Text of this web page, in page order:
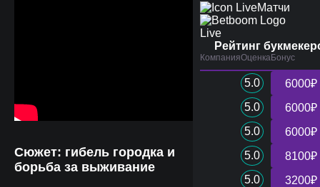
Сюжет: гибель городка и
борьба за выживание
Матчи
Live
Рейтинг
КомпанияОценкаБонус
5.0
6000₽
5.0
6000₽
5.0
6000₽
5.0
8100₽
5.0
3200₽